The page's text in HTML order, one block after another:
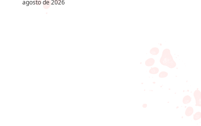
agosto de 2026